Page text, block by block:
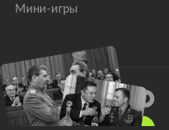
Мини-игры